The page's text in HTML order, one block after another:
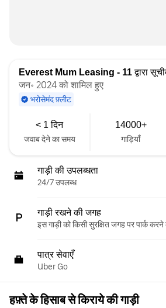
Everest Mum Leasing - 11द्वारा
जन॰ 2024 को शामिल हुए
भरोसेमंद फ़्लीट
< 1 दिन
जवाब देने का समय
14000+
गाड़ियाँ
गाड़ी की उपलब्धता
24/7 उपलब्ध
गाड़ी रखने की जगह
इस गाड़ी को किसी सुरक्षित जगह पर पार्क
पात्र सेवाएँ
Uber Go
हफ़्ते के हिसाब से किराये की गाड़ी